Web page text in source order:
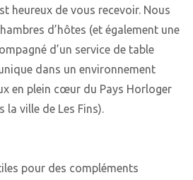
heureux de vous recevoir. Nous
d’hôtes (et également une
d’un service de table
dans un environnement
en plein cœur du Pays Horloger
la ville de Les Fins).
pour des compléments